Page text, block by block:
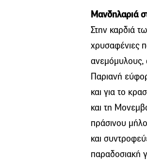
Μανδηλαριά
Στην καρδιά
χρυσαφένιες
ανεμόμυλους,
Παριανή
και για το
και τη
πράσινου
και
παραδοσιακή